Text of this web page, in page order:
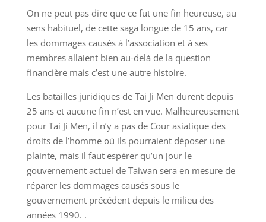
On ne peut pas dire que ce fut une fin heureuse, au
sens habituel, de cette saga longue de 15 ans, car
les dommages causés à l’association et à ses
membres allaient bien au-delà de la question
financière mais c’est une autre histoire.
Les batailles juridiques de Tai Ji Men durent depuis
25 ans et aucune fin n’est en vue. Malheureusement
pour Tai Ji Men, il n’y a pas de Cour asiatique des
droits de l’homme où ils pourraient déposer une
plainte, mais il faut espérer qu’un jour le
gouvernement actuel de Taiwan sera en mesure de
réparer les dommages causés sous le
gouvernement précédent depuis le milieu des
années 1990. .